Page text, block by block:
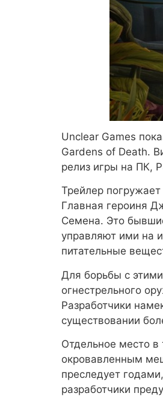
Unclear Games
Gardens of Death.
релиз игры на ПК,
Трейлер
Главная героиня
Семена. Это
управляют ими на
питательные
Для борьбы с
огнестрельного
Разработчики
существовании
Отдельное место
окровавленным
преследует
разработчики